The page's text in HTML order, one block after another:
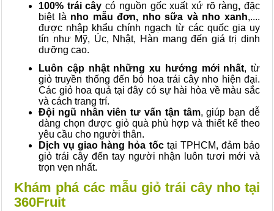
100% trái câycó nguồn gốc xuất xứ rõ ràng,đặc
biệt là nho mẫu đơn, nho sữa và nho xanh,....
được nhập khẩu chính ngạch từ các quốc gia uy
tín như Mỹ, Úc, Nhật, Hàn mang đến giá trị dinh
dưỡng cao.
Luôn cập nhật những xu hướng mới nhất, từ
giỏ truyền thống đến bó hoa trái cây nho hiện đại.
Các giỏ hoa quả tại đây có sự hài hòa về màu sắc
và cách trang trí.
Đội ngũ nhân viên tư vấn tận tâm, giúp bạn dễ
dàng chọn được giỏ quà phù hợp và thiết kế theo
yêu cầu cho người thân.
Dịch vụ giao hàng hỏa tốctại TPHCM, đảm bảo
giỏ trái cây đến tay người nhận luôn tươi mới và
trọn vẹn nhất.
Khám phá các mẫu giỏ trái cây nho tại
360Fruit